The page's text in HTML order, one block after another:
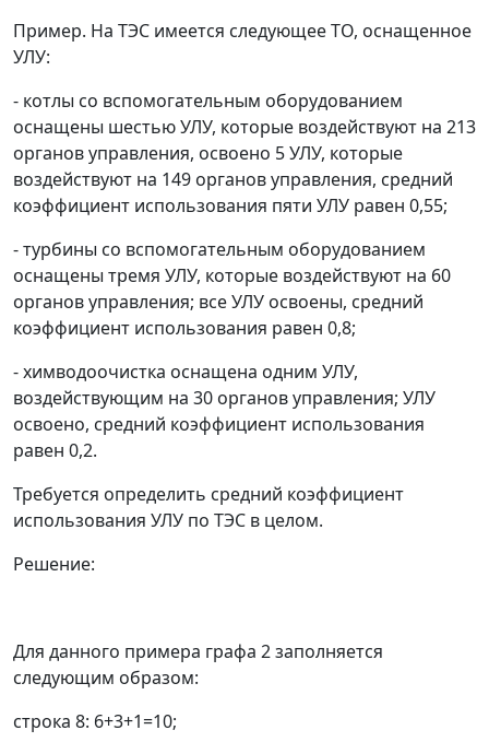
Пример. На ТЭС имеется следующее ТО, оснащенное
УЛУ:
- котлы со вспомогательным оборудованием
оснащены шестью УЛУ, которые воздействуют на 213
органов управления, освоено 5 УЛУ, которые
воздействуют на 149 органов управления, средний
коэффициент использования пяти УЛУ равен 0,55;
- турбины со вспомогательным оборудованием
оснащены тремя УЛУ, которые воздействуют на 60
органов управления; все УЛУ освоены, средний
коэффициент использования равен 0,8;
- химводоочистка оснащена одним УЛУ,
воздействующим на 30 органов управления; УЛУ
освоено, средний коэффициент использования
равен 0,2.
Требуется определить средний коэффициент
использования УЛУ по ТЭС в целом.
Решение:
Для данного примера графа 2 заполняется
следующим образом:
строка 8: 6+3+1=10;